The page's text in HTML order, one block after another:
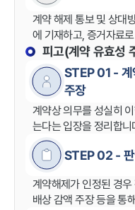
계약 해제 통보 및 상대
에 기재하고, 증거자료
피고(계약 유효성
STEP 01 - 계
주장
계약상 의무를 성실히
는다는 입장을 정리합니
STEP 02 - 판
계약해제가 인정된 경
배상 감액 주장 등을 통